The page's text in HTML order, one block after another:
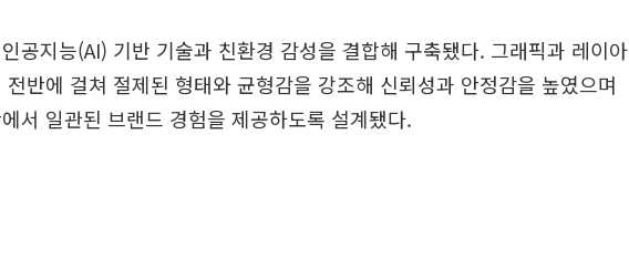
공지능(AI) 기반 기술과 친환경 감성을 결합해 구축됐다. 그래픽과 레이아
반에 걸쳐 절제된 형태와 균형감을 강조해 신뢰성과 안정감을 높였으며
서 일관된 브랜드 경험을 제공하도록 설계됐다.